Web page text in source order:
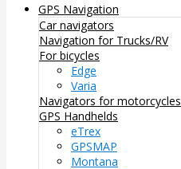
GPS Navigation
Car navigators
Navigation for Trucks/RV
For bicycles
Edge
Varia
Navigators for motorcycles
GPS Handhelds
eTrex
GPSMAP
Montana